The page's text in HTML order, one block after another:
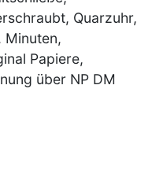
Quarzuhr,
Minuten,
Papiere,
über NP DM